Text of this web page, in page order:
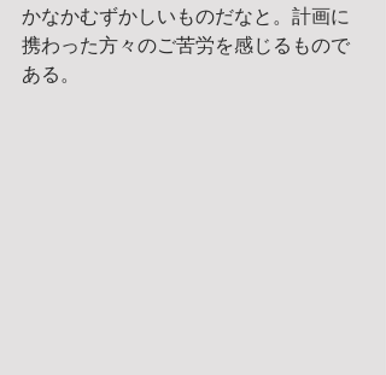
かなかむずかしいものだなと。計画に
携わった方々のご苦労を感じるもので
ある。